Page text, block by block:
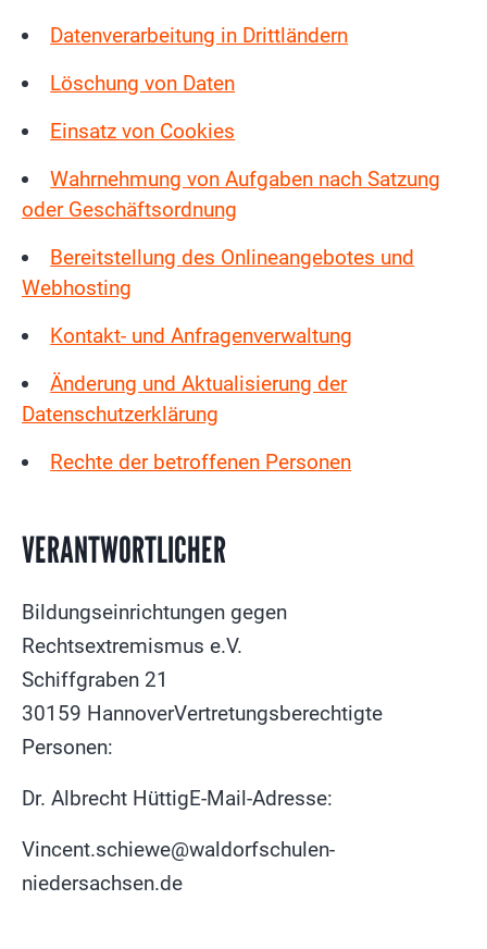
Datenverarbeitung in Drittländern
Löschung von Daten
Einsatz von Cookies
Wahrnehmung von Aufgaben nach Satzung
oder Geschäftsordnung
Bereitstellung des Onlineangebotes und
Webhosting
Kontakt- und Anfragenverwaltung
Änderung und Aktualisierung der
Datenschutzerklärung
Rechte der betroffenen Personen
VERANTWORTLICHER
Bildungseinrichtungen gegen
Rechtsextremismus e.V.
Schiffgraben 21
30159 HannoverVertretungsberechtigte
Personen:
Dr. Albrecht HüttigE-Mail-Adresse:
Vincent.schiewe@waldorfschulen-
niedersachsen.de